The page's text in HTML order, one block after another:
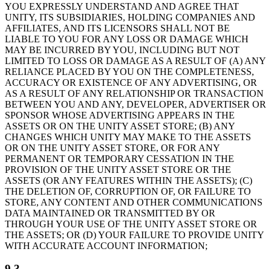
YOU EXPRESSLY UNDERSTAND AND AGREE THAT
UNITY, ITS SUBSIDIARIES, HOLDING COMPANIES AND
AFFILIATES, AND ITS LICENSORS SHALL NOT BE
LIABLE TO YOU FOR ANY LOSS OR DAMAGE WHICH
MAY BE INCURRED BY YOU, INCLUDING BUT NOT
LIMITED TO LOSS OR DAMAGE AS A RESULT OF (A) ANY
RELIANCE PLACED BY YOU ON THE COMPLETENESS,
ACCURACY OR EXISTENCE OF ANY ADVERTISING, OR
AS A RESULT OF ANY RELATIONSHIP OR TRANSACTION
BETWEEN YOU AND ANY, DEVELOPER, ADVERTISER OR
SPONSOR WHOSE ADVERTISING APPEARS IN THE
ASSETS OR ON THE UNITY ASSET STORE; (B) ANY
CHANGES WHICH UNITY MAY MAKE TO THE ASSETS
OR ON THE UNITY ASSET STORE, OR FOR ANY
PERMANENT OR TEMPORARY CESSATION IN THE
PROVISION OF THE UNITY ASSET STORE OR THE
ASSETS (OR ANY FEATURES WITHIN THE ASSETS); (C)
THE DELETION OF, CORRUPTION OF, OR FAILURE TO
STORE, ANY CONTENT AND OTHER COMMUNICATIONS
DATA MAINTAINED OR TRANSMITTED BY OR
THROUGH YOUR USE OF THE UNITY ASSET STORE OR
THE ASSETS; OR (D) YOUR FAILURE TO PROVIDE UNITY
WITH ACCURATE ACCOUNT INFORMATION;